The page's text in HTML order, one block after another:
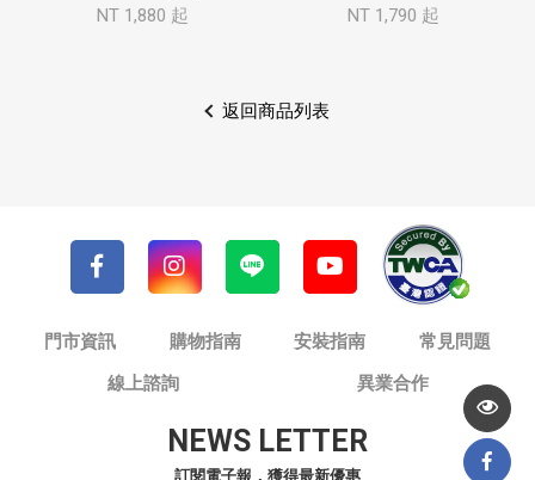
NT 1,880 起 NT 1,790 起
返回商品列表
門市資訊 購物指南 安裝指南
常見問題
線上諮詢
異業合作
NEWS LETTER
訂閱電子報，獲得最新優惠